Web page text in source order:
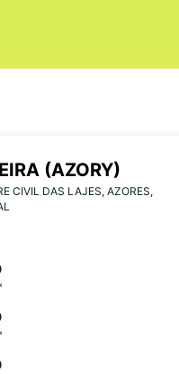
(AZORY)
CIVIL DAS LAJES, AZORES,